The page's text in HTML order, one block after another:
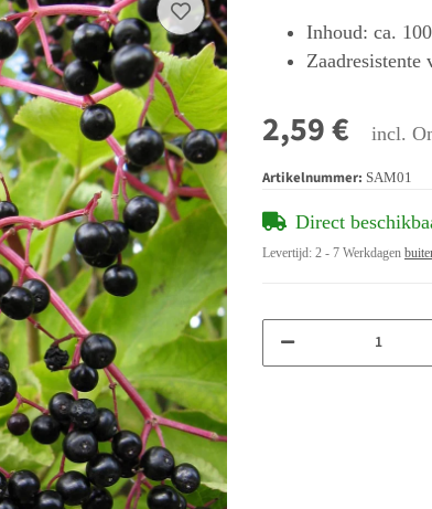
Inhoud: ca.
2,59 € incl.
Artikelnummer: SAM01
Direct
Levertijd: 2 - 7 Werkdagen